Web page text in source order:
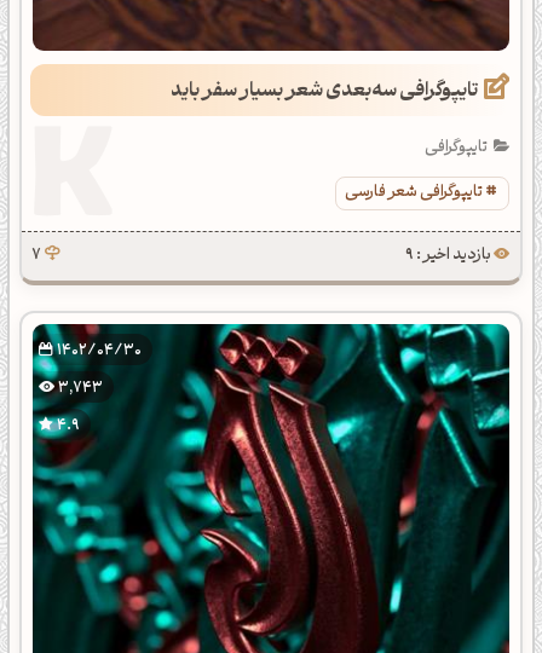
تایپوگرافی سه‌بعدی شعر بسیار سفر باید
تایپوگرافی
تایپوگرافی شعر فارسی
بازدید اخیر : 9 7
1402/04/30
3,743
4.9